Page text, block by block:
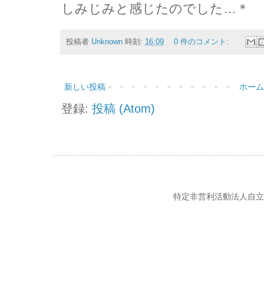
しみじみと感じたのでした…＊
投稿者 Unknown 時刻: 16:09 0 件のコメント:
新しい投稿 ホーム
登録: 投稿 (Atom)
特定非営利活動法人自